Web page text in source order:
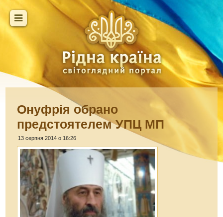
Онуфрія обрано
предстоятелем УПЦ МП
13 серпня 2014 о 16:26